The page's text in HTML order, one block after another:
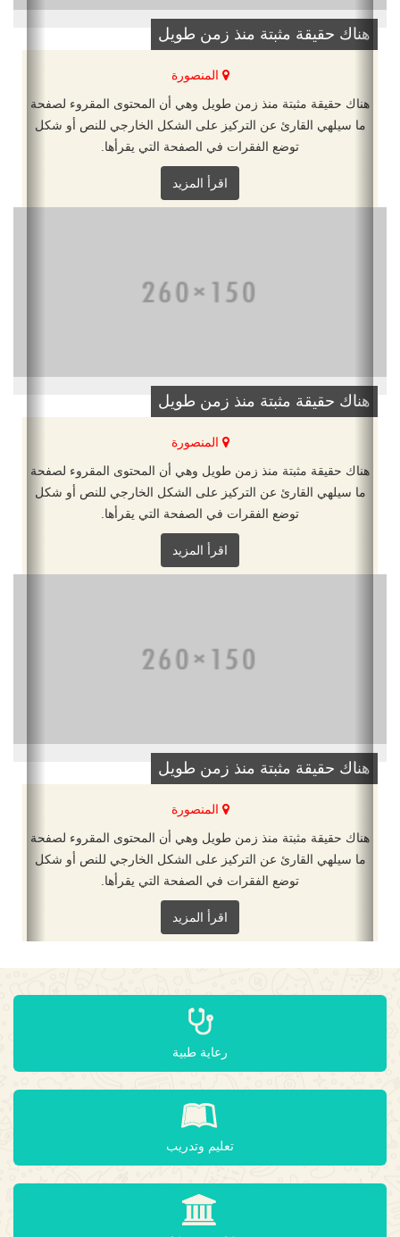
هناك حقيقة مثبتة منذ زمن طويل
المنصورة
هناك حقيقة مثبتة منذ زمن طويل وهي أن المحتوى المقروء لصفحة
ما سيلهي القارئ عن التركيز على الشكل الخارجي للنص أو شكل
توضع الفقرات في الصفحة التي يقرأها.
اقرأ المزيد
هناك حقيقة مثبتة منذ زمن طويل
المنصورة
هناك حقيقة مثبتة منذ زمن طويل وهي أن المحتوى المقروء لصفحة
ما سيلهي القارئ عن التركيز على الشكل الخارجي للنص أو شكل
توضع الفقرات في الصفحة التي يقرأها.
اقرأ المزيد
هناك حقيقة مثبتة منذ زمن طويل
المنصورة
هناك حقيقة مثبتة منذ زمن طويل وهي أن المحتوى المقروء لصفحة
ما سيلهي القارئ عن التركيز على الشكل الخارجي للنص أو شكل
توضع الفقرات في الصفحة التي يقرأها.
اقرأ المزيد
رعاية طبية
تعليم وتدريب